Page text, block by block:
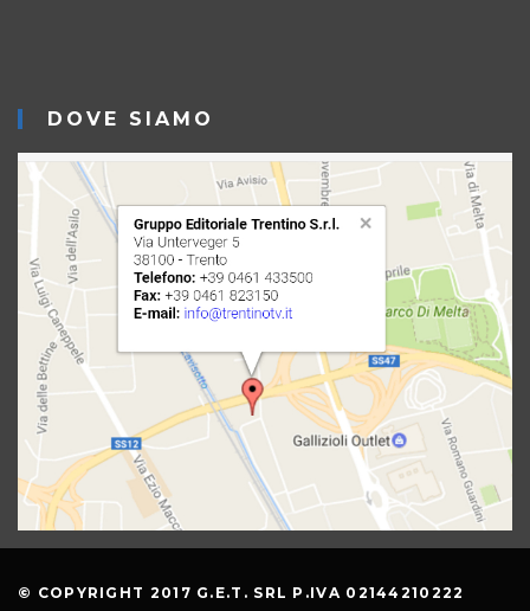
DOVE SIAMO
© COPYRIGHT 2017 G.E.T. SRL P.IVA 02144210222